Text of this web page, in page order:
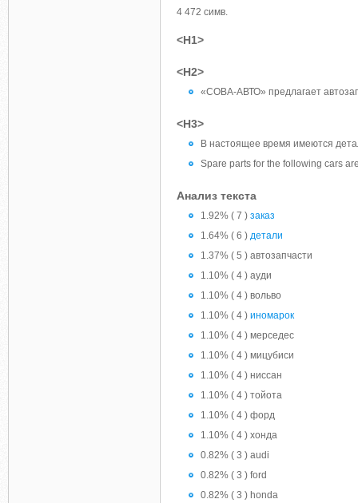
4 472 симв.
<H1>
<H2>
«СОВА-АВТО» предлагает
<H3>
В настоящее время имеются
Spare parts for the following cars
Анализ текста
1.92% ( 7 ) заказ
1.64% ( 6 ) детали
1.37% ( 5 ) автозапчасти
1.10% ( 4 ) ауди
1.10% ( 4 ) вольво
1.10% ( 4 ) иномарок
1.10% ( 4 ) мерседес
1.10% ( 4 ) мицубиси
1.10% ( 4 ) ниссан
1.10% ( 4 ) тойота
1.10% ( 4 ) форд
1.10% ( 4 ) хонда
0.82% ( 3 ) audi
0.82% ( 3 ) ford
0.82% ( 3 ) honda